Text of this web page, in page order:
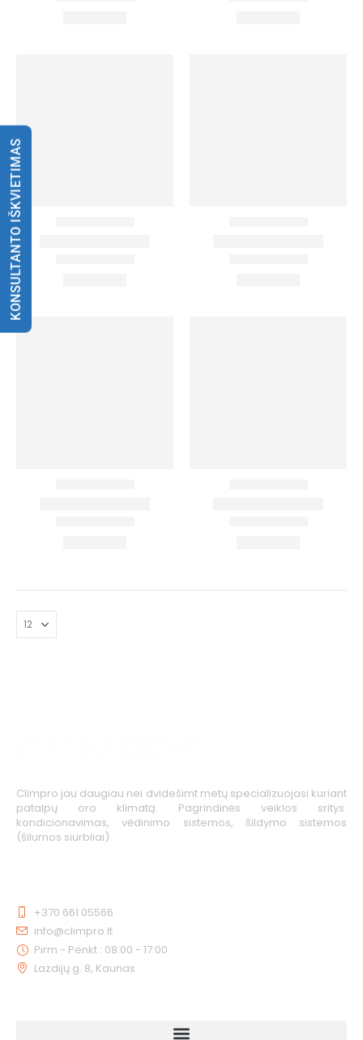
Climpro jau daugiau nei dvidešimt metų specializuojasi kuriant
patalpų oro klimatą. Pagrindinės veiklos sritys:
kondicionavimas, vėdinimo sistemos, šildymo sistemos
(šilumos siurbliai).
+370 661 05566
info@climpro.lt
Pirm - Penkt : 08:00 - 17:00
Lazdijų g. 8, Kaunas
KONSULTANTO IŠKVIETIMAS